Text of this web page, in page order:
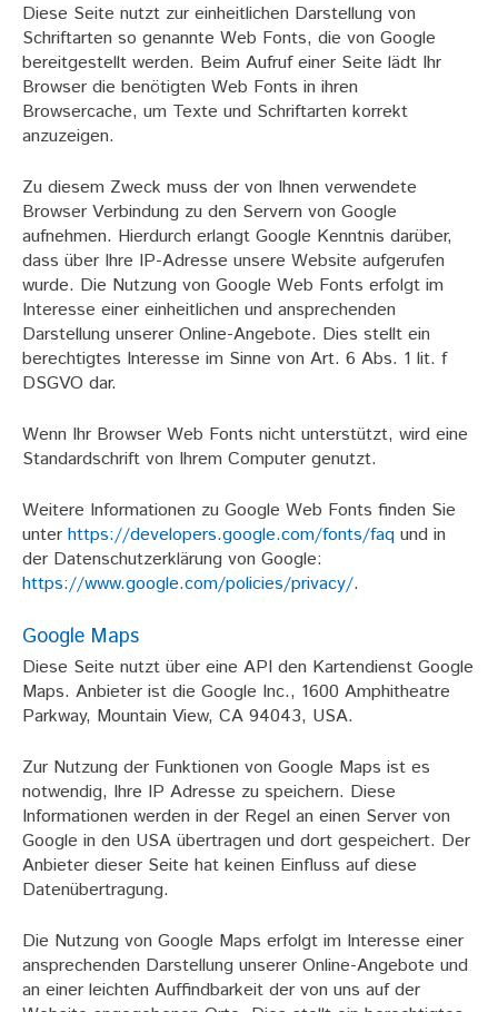
Diese Seite nutzt zur einheitlichen Darstellung von
Schriftarten so genannte Web Fonts, die von Google
bereitgestellt werden. Beim Aufruf einer Seite lädt Ihr
Browser die benötigten Web Fonts in ihren
Browsercache, um Texte und Schriftarten korrekt
anzuzeigen.
Zu diesem Zweck muss der von Ihnen verwendete
Browser Verbindung zu den Servern von Google
aufnehmen. Hierdurch erlangt Google Kenntnis darüber,
dass über Ihre IP-Adresse unsere Website aufgerufen
wurde. Die Nutzung von Google Web Fonts erfolgt im
Interesse einer einheitlichen und ansprechenden
Darstellung unserer Online-Angebote. Dies stellt ein
berechtigtes Interesse im Sinne von Art. 6 Abs. 1 lit. f
DSGVO dar.
Wenn Ihr Browser Web Fonts nicht unterstützt, wird eine
Standardschrift von Ihrem Computer genutzt.
Weitere Informationen zu Google Web Fonts finden Sie
unter https://developers.google.com/fonts/faq und in
der Datenschutzerklärung von Google:
https://www.google.com/policies/privacy/.
Google Maps
Diese Seite nutzt über eine API den Kartendienst Google
Maps. Anbieter ist die Google Inc., 1600 Amphitheatre
Parkway, Mountain View, CA 94043, USA.
Zur Nutzung der Funktionen von Google Maps ist es
notwendig, Ihre IP Adresse zu speichern. Diese
Informationen werden in der Regel an einen Server von
Google in den USA übertragen und dort gespeichert. Der
Anbieter dieser Seite hat keinen Einfluss auf diese
Datenübertragung.
Die Nutzung von Google Maps erfolgt im Interesse einer
ansprechenden Darstellung unserer Online-Angebote und
an einer leichten Auffindbarkeit der von uns auf der